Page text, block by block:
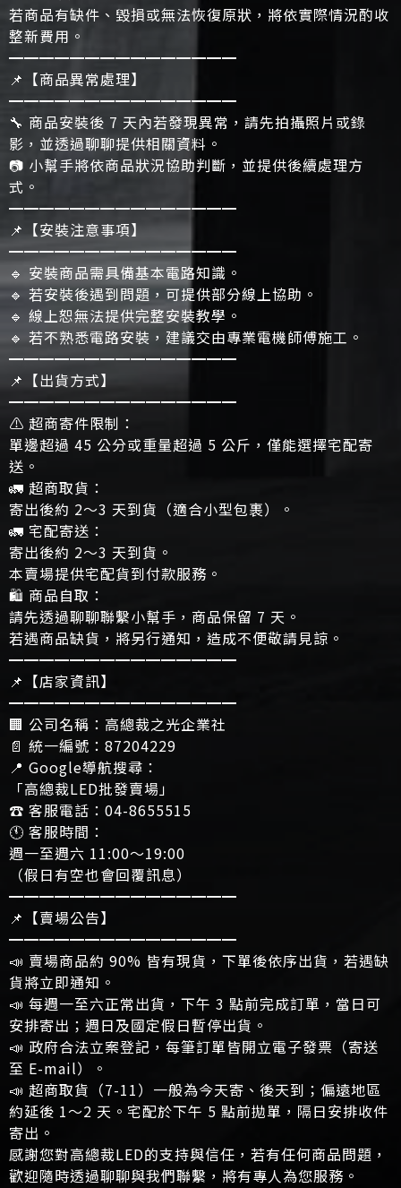
若商品有缺件、毀損或無法恢復原狀，將依實際情況酌收
整新費用。
━━━━━━━━━━━━━━━
📌【商品異常處理】
━━━━━━━━━━━━━━━
🔧 商品安裝後 7 天內若發現異常，請先拍攝照片或錄
影，並透過聊聊提供相關資料。
📷 小幫手將依商品狀況協助判斷，並提供後續處理方
式。
━━━━━━━━━━━━━━━
📌【安裝注意事項】
━━━━━━━━━━━━━━━
🔹 安裝商品需具備基本電路知識。
🔹 若安裝後遇到問題，可提供部分線上協助。
🔹 線上恕無法提供完整安裝教學。
🔹 若不熟悉電路安裝，建議交由專業電機師傅施工。
━━━━━━━━━━━━━━━
📌【出貨方式】
━━━━━━━━━━━━━━━
⚠️ 超商寄件限制：
單邊超過 45 公分或重量超過 5 公斤，僅能選擇宅配寄
送。
🚛 超商取貨：
寄出後約 2～3 天到貨（適合小型包裹）。
🚛 宅配寄送：
寄出後約 2～3 天到貨。
本賣場提供宅配貨到付款服務。
🛍 商品自取：
請先透過聊聊聯繫小幫手，商品保留 7 天。
若遇商品缺貨，將另行通知，造成不便敬請見諒。
━━━━━━━━━━━━━━━
📌【店家資訊】
━━━━━━━━━━━━━━━
🏢 公司名稱：高總裁之光企業社
📄 統一編號：87204229
📍 Google導航搜尋：
「高總裁LED批發賣場」
☎ 客服電話：04-8655515
🕚 客服時間：
週一至週六 11:00～19:00
（假日有空也會回覆訊息）
━━━━━━━━━━━━━━━
📌【賣場公告】
━━━━━━━━━━━━━━━
📣 賣場商品約 90% 皆有現貨，下單後依序出貨，若遇缺
貨將立即通知。
📣 每週一至六正常出貨，下午 3 點前完成訂單，當日可
安排寄出；週日及國定假日暫停出貨。
📣 政府合法立案登記，每筆訂單皆開立電子發票（寄送
至 E-mail）。
📣 超商取貨（7-11）一般為今天寄、後天到；偏遠地區
約延後 1～2 天。宅配於下午 5 點前拋單，隔日安排收件
寄出。
感謝您對高總裁LED的支持與信任，若有任何商品問題，
歡迎隨時透過聊聊與我們聯繫，將有專人為您服務。